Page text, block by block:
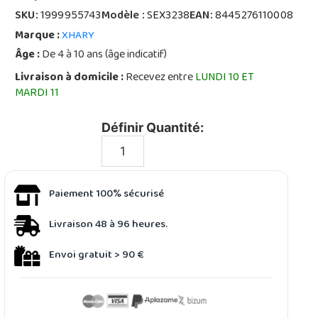
SKU:1999955743Modèle :SEX3238EAN:8445276110008
Marque :XHARY
Âge :De 4 à 10 ans (âge indicatif)
Livraison à domicile :Recevez entreLUNDI 10 ET
MARDI 11
Définir Quantité:
Paiement 100% sécurisé
Livraison 48 à 96 heures.
Envoi gratuit > 90 €